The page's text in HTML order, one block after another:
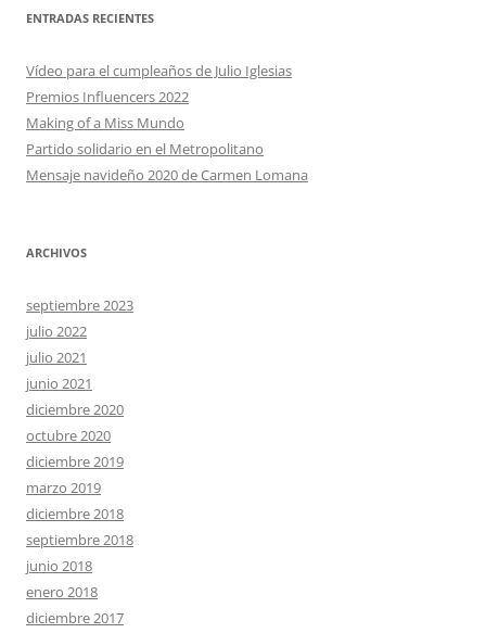
ENTRADAS RECIENTES
Vídeo para el cumpleaños de Julio Iglesias
Premios Influencers 2022
Making of a Miss Mundo
Partido solidario en el Metropolitano
Mensaje navideño 2020 de Carmen Lomana
ARCHIVOS
septiembre 2023
julio 2022
julio 2021
junio 2021
diciembre 2020
octubre 2020
diciembre 2019
marzo 2019
diciembre 2018
septiembre 2018
junio 2018
enero 2018
diciembre 2017